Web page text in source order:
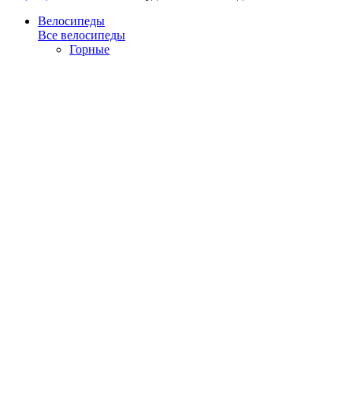
Велосипеды
Все велосипеды
Горные